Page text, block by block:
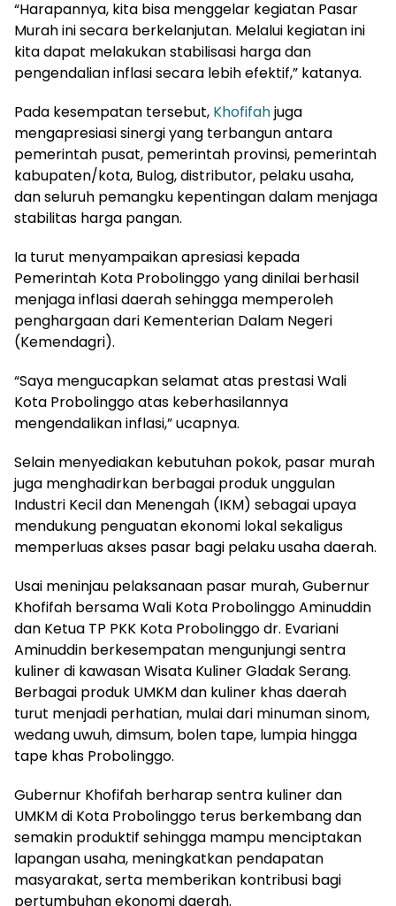
“Harapannya, kita bisa menggelar kegiatan Pasar
Murah ini secara berkelanjutan. Melalui kegiatan ini
kita dapat melakukan stabilisasi harga dan
pengendalian inflasi secara lebih efektif,” katanya.
Pada kesempatan tersebut, Khofifahjuga
mengapresiasi sinergi yang terbangun antara
pemerintah pusat, pemerintah provinsi, pemerintah
kabupaten/kota, Bulog, distributor, pelaku usaha,
dan seluruh pemangku kepentingan dalam menjaga
stabilitas harga pangan.
Ia turut menyampaikan apresiasi kepada
Pemerintah Kota Probolinggo yang dinilai berhasil
menjaga inflasi daerah sehingga memperoleh
penghargaan dari Kementerian Dalam Negeri
(Kemendagri).
“Saya mengucapkan selamat atas prestasi Wali
Kota Probolinggo atas keberhasilannya
mengendalikan inflasi,” ucapnya.
Selain menyediakan kebutuhan pokok, pasar murah
juga menghadirkan berbagai produk unggulan
Industri Kecil dan Menengah (IKM) sebagai upaya
mendukung penguatan ekonomi lokal sekaligus
memperluas akses pasar bagi pelaku usaha daerah.
Usai meninjau pelaksanaan pasar murah, Gubernur
Khofifah bersama Wali Kota Probolinggo Aminuddin
dan Ketua TP PKK Kota Probolinggo dr. Evariani
Aminuddin berkesempatan mengunjungi sentra
kuliner di kawasan Wisata Kuliner Gladak Serang.
Berbagai produk UMKM dan kuliner khas daerah
turut menjadi perhatian, mulai dari minuman sinom,
wedang uwuh, dimsum, bolen tape, lumpia hingga
tape khas Probolinggo.
Gubernur Khofifah berharap sentra kuliner dan
UMKM di Kota Probolinggo terus berkembang dan
semakin produktif sehingga mampu menciptakan
lapangan usaha, meningkatkan pendapatan
masyarakat, serta memberikan kontribusi bagi
pertumbuhan ekonomi daerah.